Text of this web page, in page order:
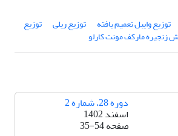
توزیع وایبل تعمیم یافته توزیع ریلی توزیع
زنجیره مارکف مونت کارلو
دوره 28، شماره 2
اسفند 1402
صفحه35-54